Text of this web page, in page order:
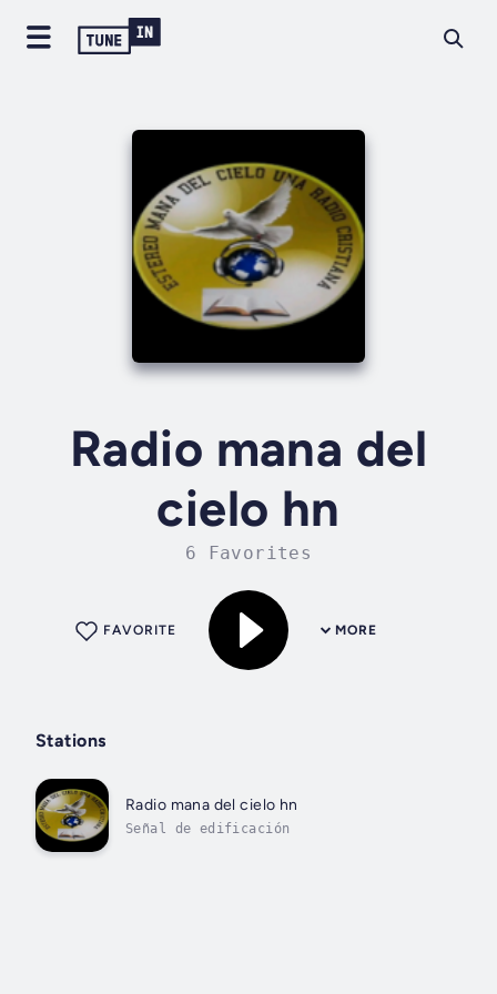
Radio mana del
cielo hn
6 Favorites
MORE
FAVORITE
Stations
Radio mana del cielo hn
Señal de edificación